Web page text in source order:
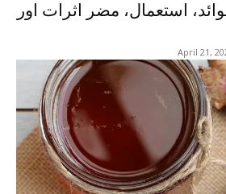
استعمال، مضر اثرات اور
April 21,